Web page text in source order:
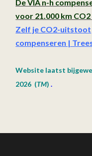
De VIA n-h
voor 21.000 km CO2
Zelf je CO2-uitstoot
compenseren |
Website laatst
2026 (TM) .